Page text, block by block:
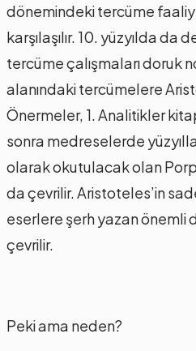
dönemindeki tercüme
karşılaşılır. 10. yüzyılda da
tercüme çalışmaları doruk
alanındaki tercümelere
Önermeler, 1. Analitikler
sonra medreselerde
olarak okutulacak olan
da çevrilir. Aristoteles’in
eserlere şerh yazan önemli
çevrilir.
Peki ama neden?